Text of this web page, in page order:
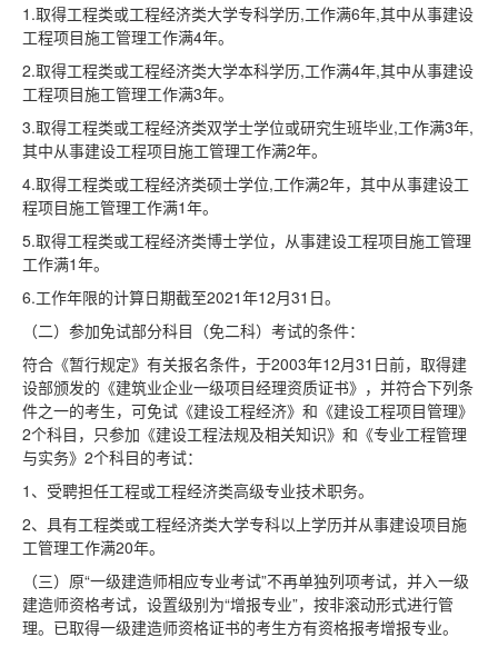
1.取得工程类或工程经济类大学专科学历,工作满6年,其中从事建设
工程项目施工管理工作满4年。
2.取得工程类或工程经济类大学本科学历,工作满4年,其中从事建设
工程项目施工管理工作满3年。
3.取得工程类或工程经济类双学士学位或研究生班毕业,工作满3年,
其中从事建设工程项目施工管理工作满2年。
4.取得工程类或工程经济类硕士学位,工作满2年，其中从事建设工
程项目施工管理工作满1年。
5.取得工程类或工程经济类博士学位，从事建设工程项目施工管理
工作满1年。
6.工作年限的计算日期截至2021年12月31日。
（二）参加免试部分科目（免二科）考试的条件：
符合《暂行规定》有关报名条件，于2003年12月31日前，取得建
设部颁发的《建筑业企业一级项目经理资质证书》，并符合下列条
件之一的考生，可免试《建设工程经济》和《建设工程项目管理》
2个科目，只参加《建设工程法规及相关知识》和《专业工程管理
与实务》2个科目的考试：
1、受聘担任工程或工程经济类高级专业技术职务。
2、具有工程类或工程经济类大学专科以上学历并从事建设项目施
工管理工作满20年。
（三）原“一级建造师相应专业考试”不再单独列项考试，并入一级
建造师资格考试，设置级别为“增报专业”，按非滚动形式进行管
理。已取得一级建造师资格证书的考生方有资格报考增报专业。